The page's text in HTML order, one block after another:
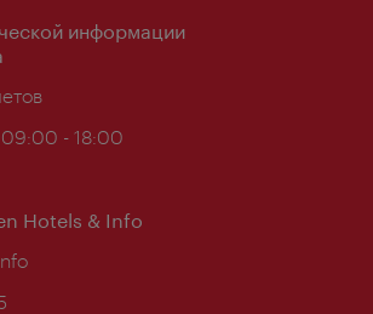
информации
- 18:00
Hotels & Info